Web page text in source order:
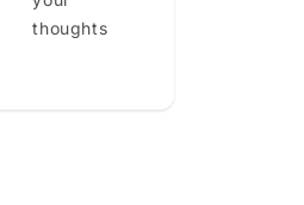
thoughts